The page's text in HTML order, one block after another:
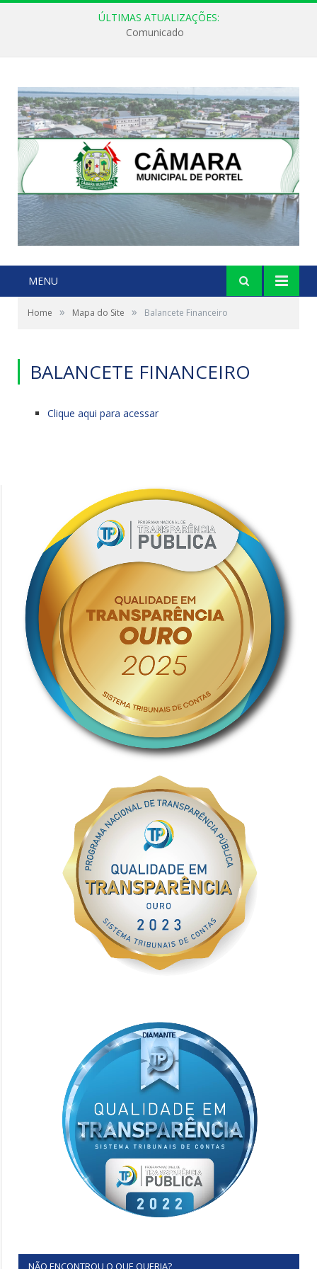
ÚLTIMAS ATUALIZAÇÕES:
Comunicado
MENU
Home » Mapa do Site » Balancete Financeiro
BALANCETE FINANCEIRO
Clique aqui para acessar
NÃO ENCONTROU O QUE QUERIA?